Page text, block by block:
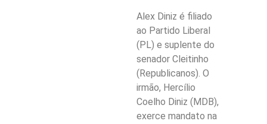
Alex Diniz é filiado
ao Partido Liberal
(PL) e suplente do
senador Cleitinho
(Republicanos). O
irmão, Hercílio
Coelho Diniz (MDB),
exerce mandato na